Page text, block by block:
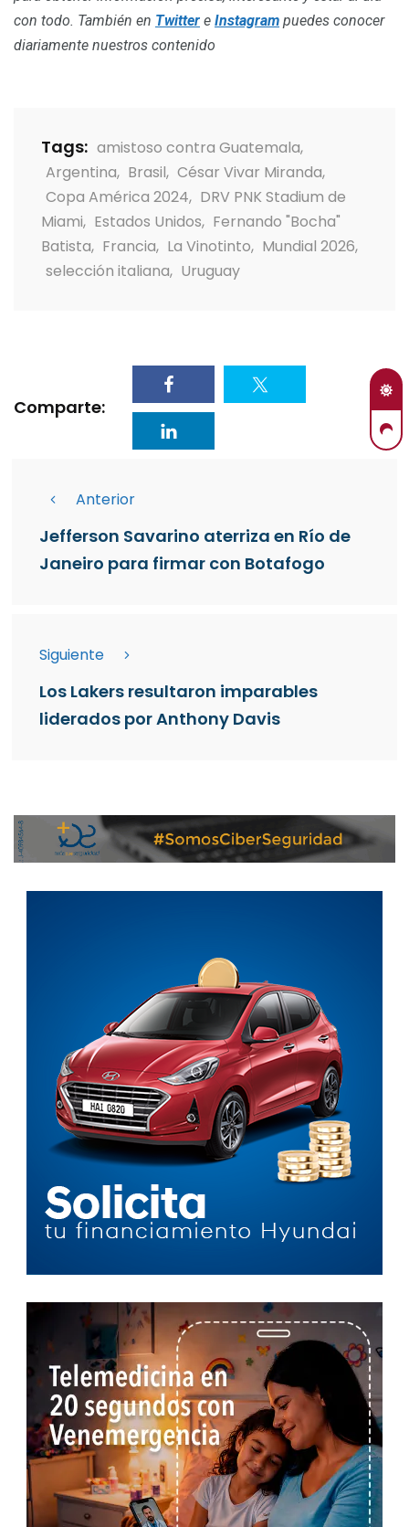
con todo. También en Twitter e Instagram puedes conocer
diariamente nuestros contenido
Tags: amistoso contra Guatemala,
Argentina, Brasil, César Vivar Miranda,
Copa América 2024, DRV PNK Stadium de
Miami, Estados Unidos, Fernando "Bocha"
Batista, Francia, La Vinotinto, Mundial 2026,
selección italiana, Uruguay
Comparte:
Anterior
Jefferson Savarino aterriza en Río de
Janeiro para firmar con Botafogo
Siguiente
Los Lakers resultaron imparables
liderados por Anthony Davis